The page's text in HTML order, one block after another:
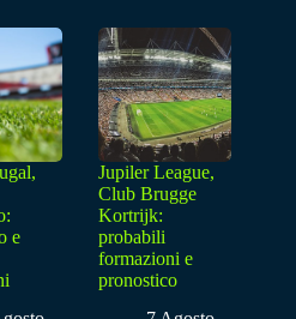
e
Jupiler League,
Club Brugge
Kortrijk:
probabili
formazioni e
pronostico